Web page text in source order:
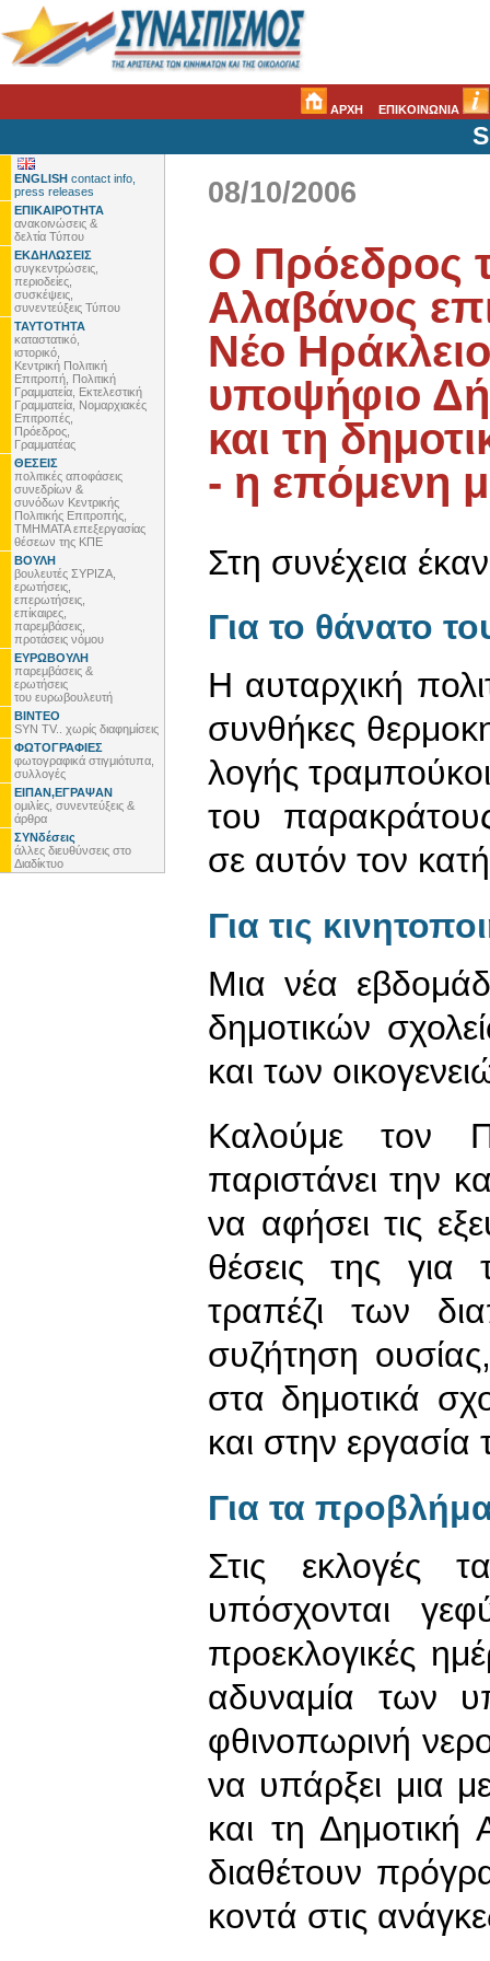
ΑΡΧΗ ΕΠΙΚΟΙΝΩΝΙΑ
ENGLISH contact info,
press releases
ΕΠΙΚΑΙΡΟΤΗΤΑ
ανακοινώσεις &
δελτία Τύπου
ΕΚΔΗΛΩΣΕΙΣ
συγκεντρώσεις,
περιοδείες,
συσκέψεις,
συνεντεύξεις Τύπου
ΤΑΥΤΟΤΗΤΑ
καταστατικό,
ιστορικό,
Κεντρική Πολιτική
Επιτροπή, Πολιτική
Γραμματεία, Εκτελεστική
Γραμματεία, Νομαρχιακές
Επιτροπές,
Πρόεδρος,
Γραμματέας
ΘΕΣΕΙΣ
πολιτικές αποφάσεις
συνεδρίων &
συνόδων Κεντρικής
Πολιτικής Επιτροπής,
ΤΜΗΜΑΤΑ επεξεργασίας
θέσεων της ΚΠΕ
ΒΟΥΛΗ
βουλευτές ΣΥΡΙΖΑ,
ερωτήσεις,
επερωτήσεις,
επίκαιρες,
παρεμβάσεις,
προτάσεις νόμου
ΕΥΡΩΒΟΥΛΗ
παρεμβάσεις &
ερωτήσεις
του ευρωβουλευτή
ΒΙΝΤΕΟ
SYN TV.. χωρίς διαφημίσεις
ΦΩΤΟΓΡΑΦΙΕΣ
φωτογραφικά στιγμιότυπα,
συλλογές
ΕΙΠΑΝ,ΕΓΡΑΨΑΝ
ομιλίες, συνεντεύξεις &
άρθρα
ΣΥΝδέσεις
άλλες διευθύνσεις στο
Διαδίκτυο
08/10/2006
Ο Πρόεδρος
Αλαβάνος
Νέο
υποψήφιο
και τη
- η επόμενη
Στη συνέχεια
Για το θάνατο
Η αυταρχική
συνθήκες
λογής
του
σε αυτόν τον
Για τις
Μια νέα
δημοτικών
και των
Καλούμε τον
παριστάνει την
να αφήσει τις
θέσεις της για
τραπέζι των
συζήτηση
στα δημοτικά
και στην εργασία
Για τα
Στις εκλογές
υπόσχονται
προεκλογικές
αδυναμία των
φθινοπωρινή
να υπάρξει μια
και τη
διαθέτουν
κοντά στις